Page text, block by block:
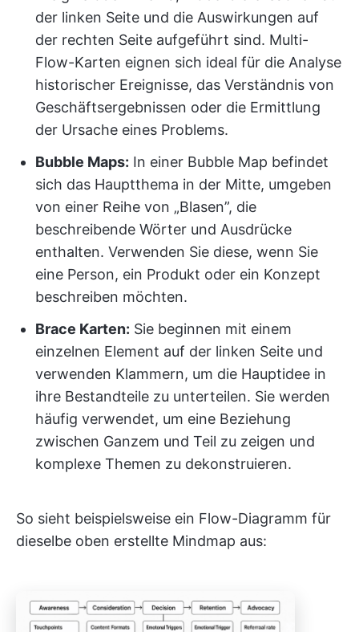
der linken Seite und die Auswirkungen auf
der rechten Seite aufgeführt sind. Multi-
Flow-Karten eignen sich ideal für die Analyse
historischer Ereignisse, das Verständnis von
Geschäftsergebnissen oder die Ermittlung
der Ursache eines Problems.
Bubble Maps: In einer Bubble Map befindet
sich das Hauptthema in der Mitte, umgeben
von einer Reihe von „Blasen”, die
beschreibende Wörter und Ausdrücke
enthalten. Verwenden Sie diese, wenn Sie
eine Person, ein Produkt oder ein Konzept
beschreiben möchten.
Brace Karten: Sie beginnen mit einem
einzelnen Element auf der linken Seite und
verwenden Klammern, um die Hauptidee in
ihre Bestandteile zu unterteilen. Sie werden
häufig verwendet, um eine Beziehung
zwischen Ganzem und Teil zu zeigen und
komplexe Themen zu dekonstruieren.
So sieht beispielsweise ein Flow-Diagramm für
dieselbe oben erstellte Mindmap aus: